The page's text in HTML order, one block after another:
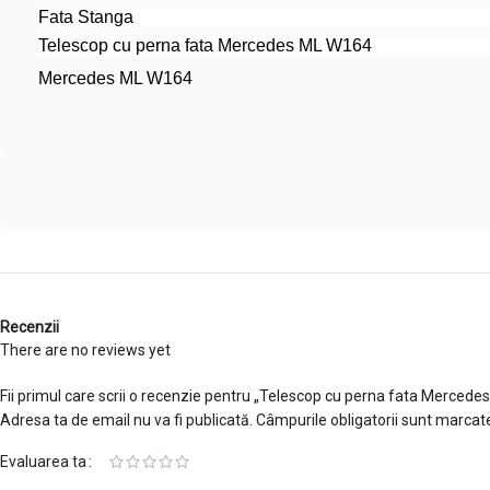
Fata Stanga
Telescop cu perna fata Mercedes ML W164
Mercedes ML W164
Recenzii
There are no reviews yet
Fii primul care scrii o recenzie pentru „Telescop cu perna fata Mercedes
Adresa ta de email nu va fi publicată. Câmpurile obligatorii sunt
Evaluarea ta